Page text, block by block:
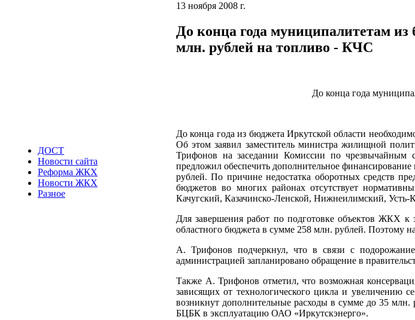
ДОСТ
Новости сайта
Реформа ЖКХ
Новости ЖКХ
Разное
13 ноября 2008 г.
До конца года муниципалитетам
млн. рублей на топливо - КЧС
До конца года
До конца года из бюджета Иркутской области
Об этом заявил заместитель министра жилищной
Трифонов на заседании Комиссии по чрезвычайным
предложил обеспечить дополнительное
рублей. По причине недостатка оборотных средств
бюджетов во многих районах отсутствует
Качугский, Казачинско-Ленской, Нижнеилимский, Усть-
Для завершения работ по подготовке объектов ЖКХ к
областного бюджета в сумме 258 млн. рублей. Поэтому
А. Трифонов подчеркнул, что в связи с
администрацией запланировано обращение в
Также А. Трифонов отметил, что возможная
зависящих от технологического цикла и увеличению
возникнут дополнительные расходы в сумме до 35
БЦБК в эксплуатацию ОАО «Иркутскэнерго».